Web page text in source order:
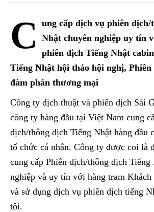
C
ung cấp dịch vụ phiên
Nhật chuyên nghiệp uy tín
phiên dịch Tiếng Nhật
Tiếng Nhật hội thảo hội nghị,
đàm phán thương mại
Công ty dịch thuật và phiên dịch Sài
công ty hàng đầu tại Việt Nam cung
dịch/thông dịch Tiếng Nhật hàng đầu
tổ chức cá nhân. Công ty được coi là
cung cấp Phiên dịch/thông dịch Tiếng
nghiệp và uy tín với hàng tram
và sử dụng dịch vụ phiên dịch tiếng
tôi.